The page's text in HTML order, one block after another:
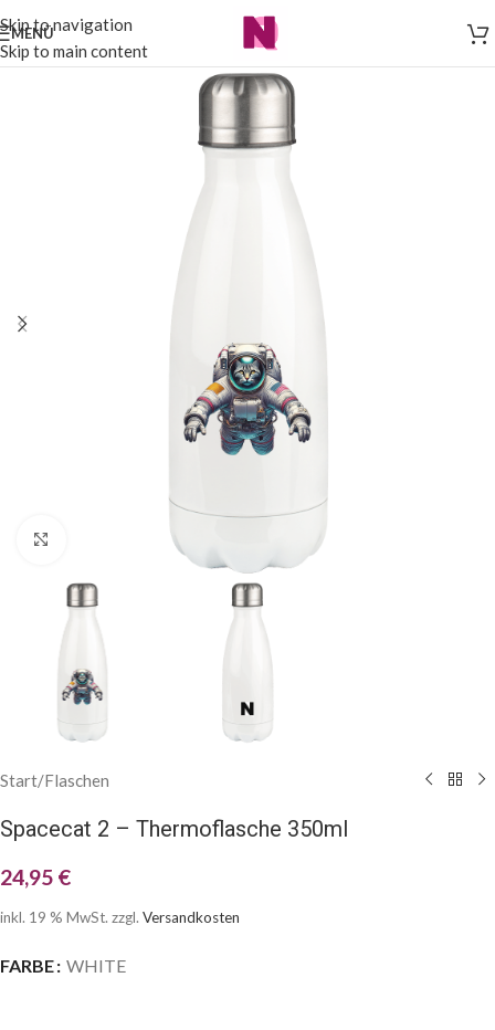
Skip to navigation
Skip to main content
MENÜ
Klick zum Vergrößern
Start/Flaschen
Spacecat 2 – Thermoflasche 350ml
24,95 €
inkl. 19 % MwSt. zzgl. Versandkosten
FARBE WHITE